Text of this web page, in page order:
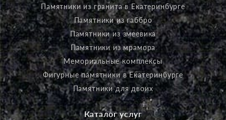
Памятники из гранита в Екатеринбурге
Памятники из габбро
Памятники из змеевика
Памятники из мрамора
Мемориальные комплексы
Фигурные памятники в Екатеринбурге
Памятники для двоих
Каталог услуг